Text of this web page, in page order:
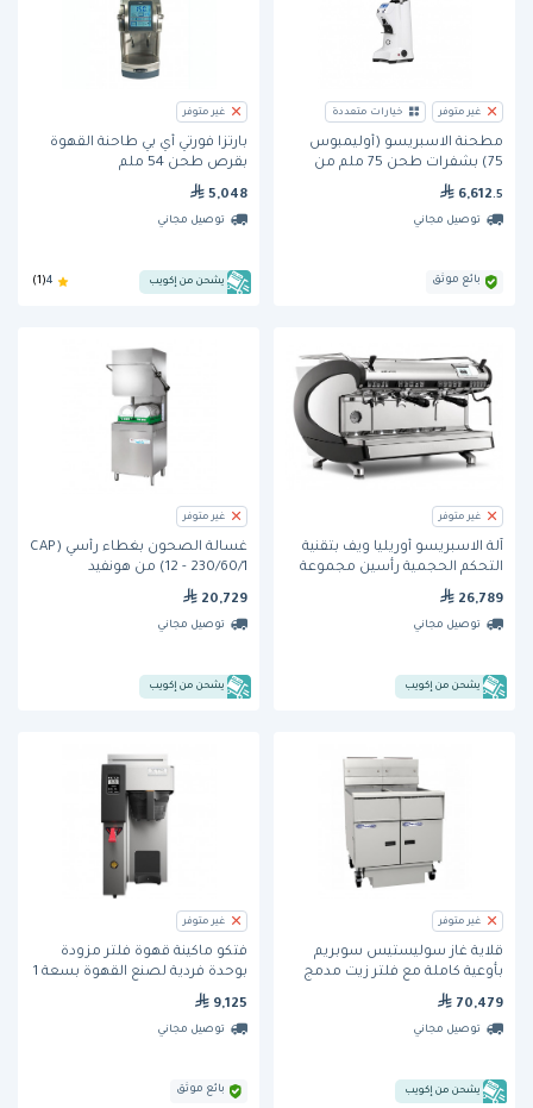
غير متوفر خيارات متعددة
مطحنة الاسبريسو (أوليمبوس
75) بشفرات طحن 75 ملم من
6,612 .5
توصيل مجاني
بائع موثق
غير متوفر
بارتزا فورتي أي بي طاحنة القهوة
بقرص طحن 54 ملم
5,048
توصيل مجاني
يشحن من إكويب 4
(1)
غير متوفر
آلة الاسبريسو أوريليا ويف بتقنية
التحكم الحجمية رأسين مجموعة
من نوفا سيمونيلي
26,789
توصيل مجاني
يشحن من إكويب
غير متوفر
غسالة الصحون بغطاء رأسي (CAP
12 - 230/60/1) من هونفيد
20,729
توصيل مجاني
يشحن من إكويب
غير متوفر
قلاية غاز سوليستيس سوبريم
بأوعية كاملة مع فلتر زيت مدمج
بيتكو - 25 لتر
70,479
توصيل مجاني
يشحن من إكويب
غير متوفر
فتكو ماكينة قهوة فلتر مزودة
بوحدة فردية لصنع القهوة بسعة 1
2131XTS)
9,125
توصيل مجاني
بائع موثق